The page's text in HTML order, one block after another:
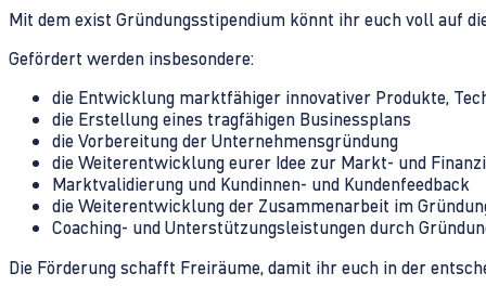
Mit dem exist Gründungsstipendium könnt ihr euch voll auf
Gefördert werden insbesondere:
die Entwicklung marktfähiger innovativer Produkte,
die Erstellung eines tragfähigen Businessplans
die Vorbereitung der Unternehmensgründung
die Weiterentwicklung eurer Idee zur Markt- und
Marktvalidierung und Kundinnen- und Kundenfeedback
die Weiterentwicklung der Zusammenarbeit im
Coaching- und Unterstützungsleistungen durch
Die Förderung schafft Freiräume, damit ihr euch in der